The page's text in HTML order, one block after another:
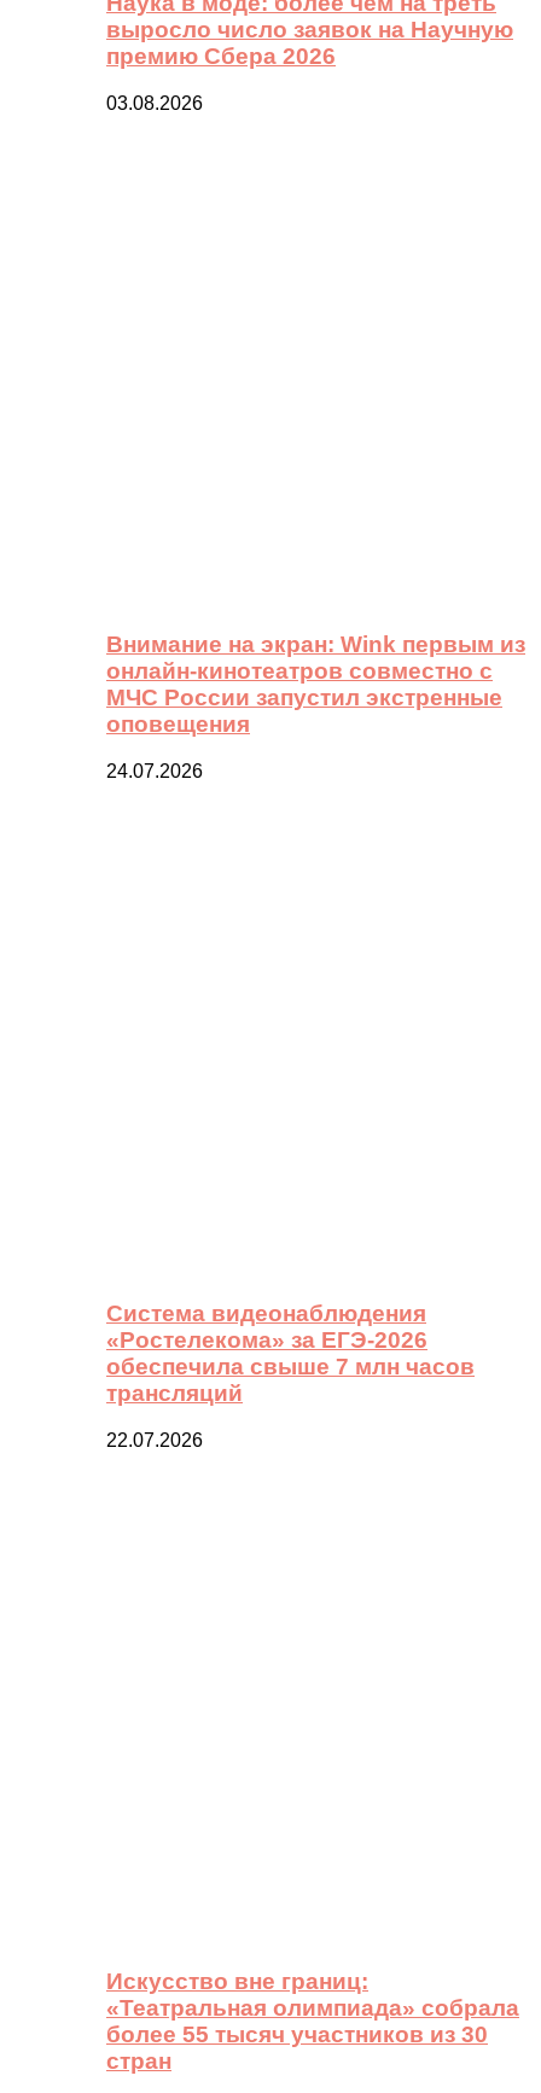
выросло число заявок на Научную
премию Сбера 2026
03.08.2026
Внимание на экран: Wink первым из
онлайн-кинотеатров совместно с
МЧС России запустил экстренные
оповещения
24.07.2026
Система видеонаблюдения
«Ростелекома» за ЕГЭ-2026
обеспечила свыше 7 млн часов
трансляций
22.07.2026
Искусство вне границ:
«Театральная олимпиада» собрала
более 55 тысяч участников из 30
стран